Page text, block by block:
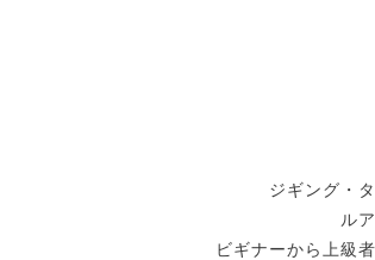
ジギング・
ル
ビギナーから上級